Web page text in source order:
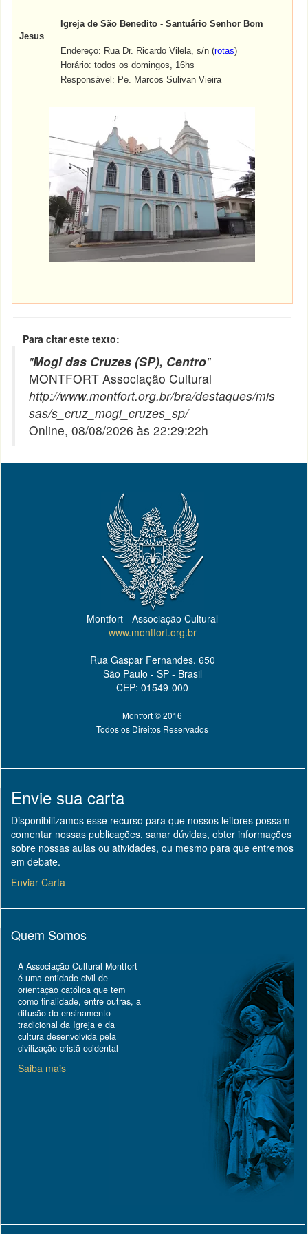
Igreja de São Benedito - Santuário Senhor Bom
Jesus
Endereço: Rua Dr. Ricardo Vilela, s/n (rotas)
Horário: todos os domingos, 16hs
Responsável: Pe. Marcos Sulivan Vieira
Para citar este texto:
"Mogi das Cruzes (SP), Centro"
MONTFORT Associação Cultural
http://www.montfort.org.br/bra/destaques/mis
sas/s_cruz_mogi_cruzes_sp/
Online, 08/08/2026 às 22:29:22h
Montfort - Associação Cultural
www.montfort.org.br
Rua Gaspar Fernandes, 650
São Paulo - SP - Brasil
CEP: 01549-000
Montfort © 2016
Todos os Direitos Reservados
Envie sua carta
Disponibilizamos esse recurso para que nossos leitores possam
comentar nossas publicações, sanar dúvidas, obter informações
sobre nossas aulas ou atividades, ou mesmo para que entremos
em debate.
Enviar Carta
Quem Somos
A Associação Cultural Montfort
é uma entidade civil de
orientação católica que tem
como finalidade, entre outras, a
difusão do ensinamento
tradicional da Igreja e da
cultura desenvolvida pela
civilização cristã ocidental
Saiba mais